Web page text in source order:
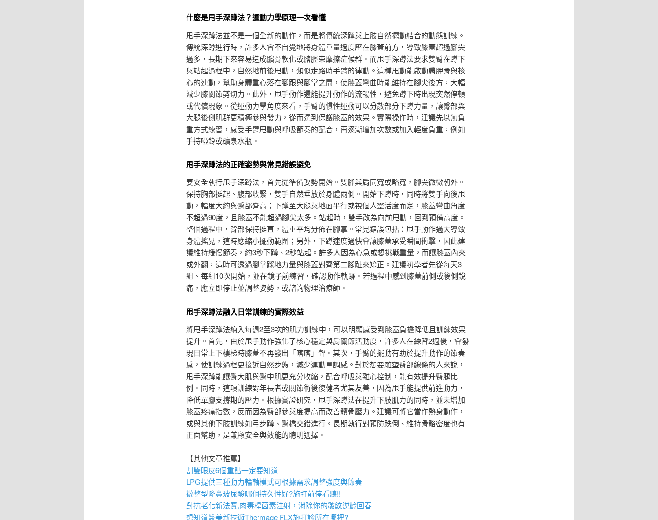
什麼是甩手深蹲法？運動力學原理一次看懂
甩手深蹲法並不是一個全新的動作，而是將傳統深蹲與上肢自然擺動結合的動態訓練。
傳統深蹲進行時，許多人會不自覺地將身體重量過度壓在膝蓋前方，導致膝蓋超過腳尖
過多，長期下來容易造成髕骨軟化或髂脛束摩擦症候群。而甩手深蹲法要求雙臂在蹲下
與站起過程中，自然地前後甩動，類似走路時手臂的律動。這種甩動能啟動肩胛骨與核
心的連動，幫助身體重心落在腳跟與腳掌之間，使膝蓋彎曲時能維持在腳尖後方，大幅
減少膝關節剪切力。此外，甩手動作還能提升動作的流暢性，避免蹲下時出現突然停頓
或代償現象。從運動力學角度來看，手臂的慣性運動可以分散部分下蹲力量，讓臀部與
大腿後側肌群更積極參與發力，從而達到保護膝蓋的效果。實際操作時，建議先以無負
重方式練習，感受手臂甩動與呼吸節奏的配合，再逐漸增加次數或加入輕度負重，例如
手持啞鈴或礦泉水瓶。
甩手深蹲法的正確姿勢與常見錯誤避免
要安全執行甩手深蹲法，首先從準備姿勢開始。雙腳與肩同寬或略寬，腳尖微微朝外。
保持胸部挺起、腹部收緊，雙手自然垂放於身體兩側。開始下蹲時，同時將雙手向後甩
動，幅度大約與臀部齊高；下蹲至大腿與地面平行或視個人靈活度而定，膝蓋彎曲角度
不超過90度，且膝蓋不能超過腳尖太多。站起時，雙手改為向前甩動，回到預備高度。
整個過程中，背部保持挺直，體重平均分佈在腳掌。常見錯誤包括：甩手動作過大導致
身體搖晃，這時應縮小擺動範圍；另外，下蹲速度過快會讓膝蓋承受瞬間衝擊，因此建
議維持緩慢節奏，約3秒下蹲、2秒站起。許多人因為心急或想挑戰重量，而讓膝蓋內夾
或外翻，這時可透過腳掌踩地力量與膝蓋對齊第二腳趾來矯正。建議初學者先從每天3
組、每組10次開始，並在鏡子前練習，確認動作軌跡。若過程中感到膝蓋前側或後側銳
痛，應立即停止並調整姿勢，或諮詢物理治療師。
甩手深蹲法融入日常訓練的實際效益
將甩手深蹲法納入每週2至3次的肌力訓練中，可以明顯感受到膝蓋負擔降低且訓練效果
提升。首先，由於甩手動作強化了核心穩定與肩關節活動度，許多人在練習2週後，會發
現日常上下樓梯時膝蓋不再發出「喀喀」聲。其次，手臂的擺動有助於提升動作的節奏
感，使訓練過程更接近自然步態，減少運動單調感。對於想要雕塑臀部線條的人來說，
甩手深蹲能讓臀大肌與臀中肌更充分收縮，配合呼吸與離心控制，能有效提升臀腿比
例。同時，這項訓練對年長者或關節術後復健者尤其友善，因為甩手能提供前進動力，
降低單腳支撐期的壓力。根據實證研究，甩手深蹲法在提升下肢肌力的同時，並未增加
膝蓋疼痛指數，反而因為臀部參與度提高而改善髕骨壓力。建議可將它當作熱身動作，
或與其他下肢訓練如弓步蹲、臀橋交錯進行。長期執行對預防跌倒、維持骨骼密度也有
正面幫助，是兼顧安全與效能的聰明選擇。
【其他文章推薦】
割雙眼皮6個重點一定要知道
LPG提供三種動力輪軸模式可根據需求調整強度與節奏
微整型隆鼻玻尿酸哪個持久性好?施打前停看聽!!
對抗老化新法寶,肉毒桿菌素注射，消除你的皺紋逆齡回春
想知道醫美新技術Thermage FLX施打診所在哪裡?